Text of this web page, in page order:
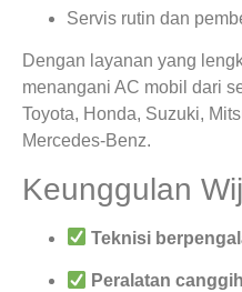
Servis rutin dan
Dengan layanan yang
menangani AC mobil dari
Toyota, Honda, Suzuki,
Mercedes-Benz.
Keunggulan
Teknisi
Peralatan canggih